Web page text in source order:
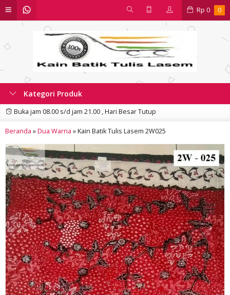
Rp 0 0
Kategori Produk
Buka jam 08.00 s/d jam 21.00 , Hari Besar Tutup
Beranda »Dua Warna »Kain Batik Tulis Lasem 2W025